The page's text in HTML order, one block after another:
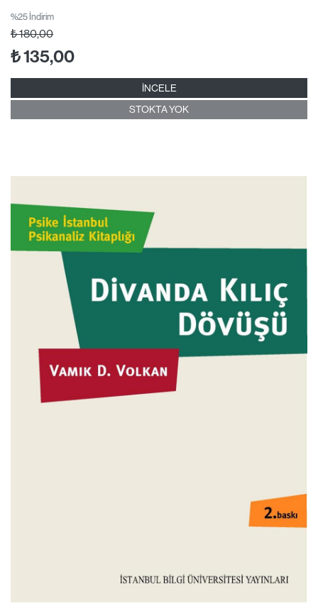
%25 İndirim
₺180,00
₺135,00
İNCELE
STOKTA YOK